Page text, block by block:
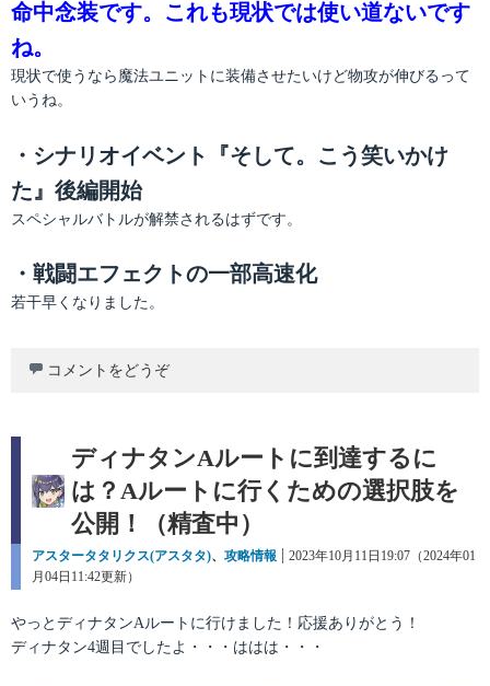
命中念装です。これも現状では使い道ないです
ね。
現状で使うなら魔法ユニットに装備させたいけど物攻が伸びるって
いうね。
・シナリオイベント『そして。こう笑いかけ
た』後編開始
スペシャルバトルが解禁されるはずです。
・戦闘エフェクトの一部高速化
若干早くなりました。
コメントをどうぞ
ディナタンAルートに到達するに
は？Aルートに行くための選択肢を
公開！（精査中）
カ
テ
リ
ー
アスタータタリクス(アスタタ)、 攻略情報
投
2023年10月11日19:07（2024年01
月04日11:42更新）
やっとディナタンAルートに行けました！応援ありがとう！
ディナタン4週目でしたよ・・・ははは・・・